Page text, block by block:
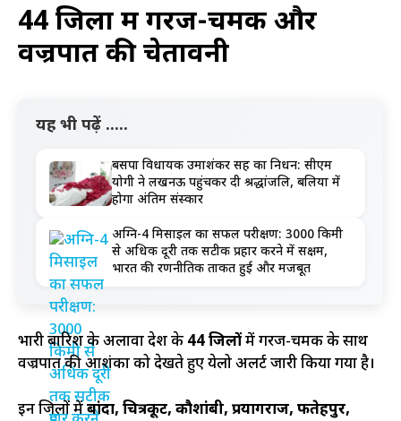
44 जिलों में गरज-चमक और
वज्रपात की चेतावनी
यह भी पढ़ें .....
बसपा विधायक उमाशंकर सिंह का निधन: सीएम
योगी ने लखनऊ पहुंचकर दी श्रद्धांजलि, बलिया में
होगा अंतिम संस्कार
अग्नि-4 मिसाइल का सफल परीक्षण: 3000 किमी
से अधिक दूरी तक सटीक प्रहार करने में सक्षम,
भारत की रणनीतिक ताकत हुई और मजबूत
भारी बारिश के अलावा प्रदेश के 44 जिलोंमें गरज-चमक के साथ
वज्रपात की आशंका को देखते हुए येलो अलर्ट जारी किया गया है।
इन जिलों मेंबांदा, चित्रकूट, कौशांबी, प्रयागराज, फतेहपुर,